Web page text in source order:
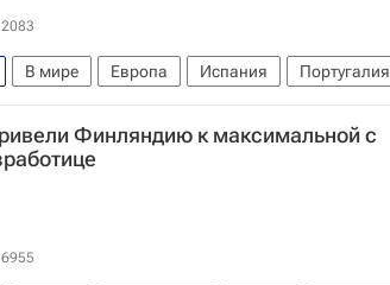
2083
В мире Европа Испания Португалия
Финляндию к максимальной с
6955